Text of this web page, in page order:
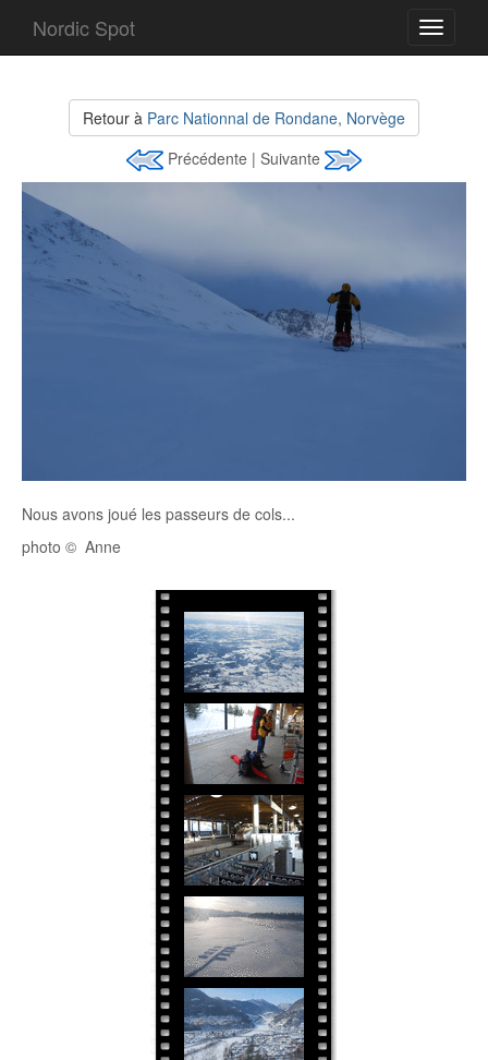
Toggle
Nordic Spot
Retour à Parc Nationnal de Rondane, Norvège
Précédente | Suivante
Nous avons joué les passeurs de cols...
photo © Anne